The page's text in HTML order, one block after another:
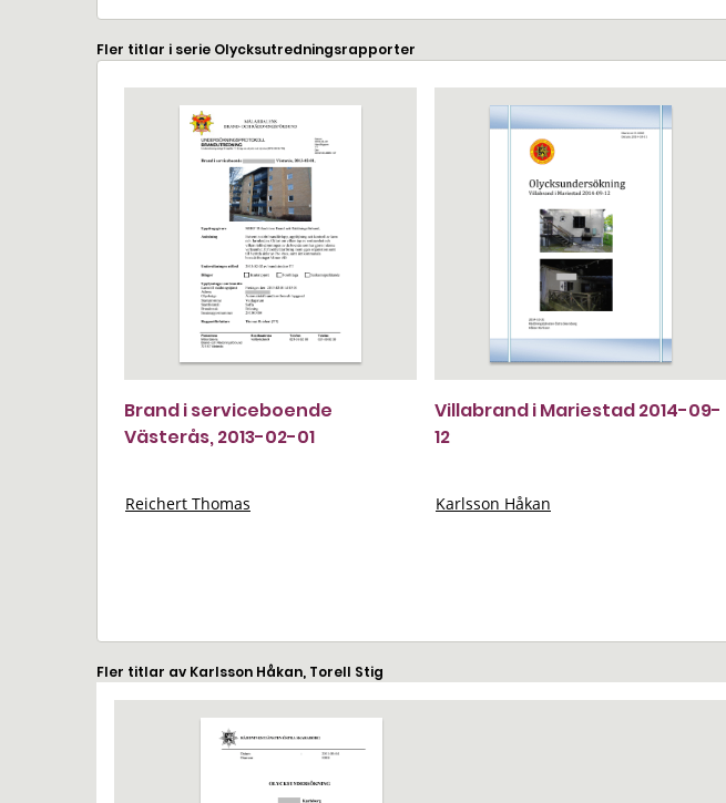
Fler titlar i serie Olycksutredningsrapporter
Brand i serviceboende
Västerås, 2013-02-01
Reichert Thomas
Villabrand i Mariestad 2014-09-
12
Karlsson Håkan
Fler titlar av Karlsson Håkan, Torell Stig